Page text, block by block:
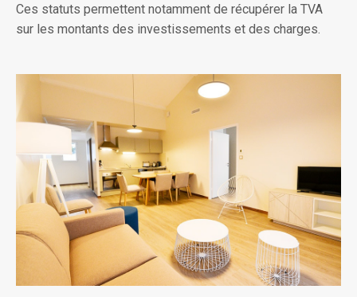
Ces statuts permettent notamment de récupérer la TVA
sur les montants des investissements et des charges.